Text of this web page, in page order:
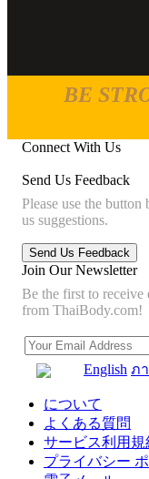
BE
Connect With Us
Send Us Feedback
Please use the
us suggestions.
Join Our Newsletter
Be the first to receive
from ThaiBody.com!
English ภ
について
よくある質問
サービス利用規
プライバシー